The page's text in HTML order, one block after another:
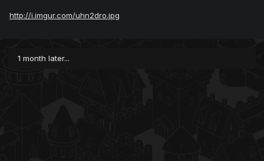
http://i.imgur.com/uhn2dro.jpg
1 month later...